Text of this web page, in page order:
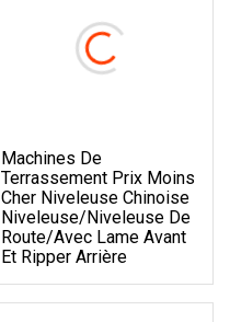
Machines De
Terrassement Prix Moins
Cher Niveleuse Chinoise
Niveleuse/niveleuse De
Route/avec Lame Avant
Et Ripper Arrière